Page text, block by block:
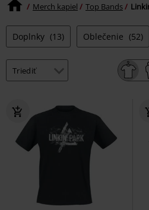
Merch kapiel Top Bands
Doplnky (13) Oblečenie (52)